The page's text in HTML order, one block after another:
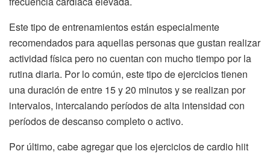
Este tipo de entrenamientos están especialmente
recomendados para aquellas personas que gustan realizar
actividad física pero no cuentan con mucho tiempo por la
rutina diaria. Por lo común, este tipo de ejercicios tienen
una duración de entre 15 y 20 minutos y se realizan por
intervalos, intercalando períodos de alta intensidad con
períodos de descanso completo o activo.
Por último, cabe agregar que los ejercicios de cardio hiit